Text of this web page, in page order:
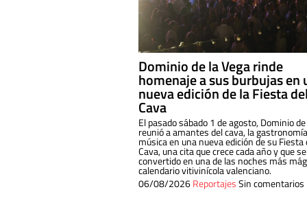
Dominio de la Vega rinde
homenaje a sus burbujas en
nueva edición de la Fiesta
Cava
El pasado sábado 1 de agosto, Dominio
reunió a amantes del cava, la
música en una nueva edición de su Fiesta
Cava, una cita que crece cada año y que
convertido en una de las noches más
calendario vitivinícola valenciano.
06/08/2026ReportajesSin comentarios